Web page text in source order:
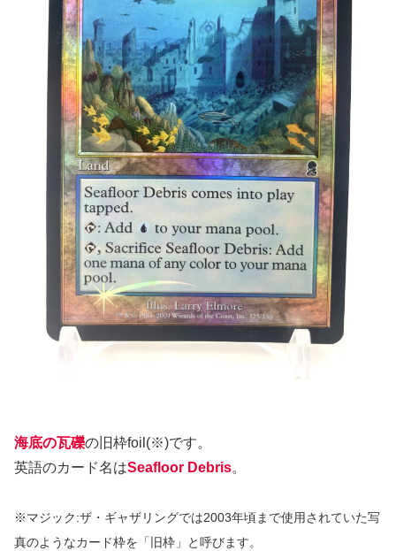
海底の瓦礫の旧枠foil(※)です。
英語のカード名はSeafloor Debris。
※マジック:ザ・ギャザリングでは2003年頃まで使用されていた写
真のようなカード枠を「旧枠」と呼びます。